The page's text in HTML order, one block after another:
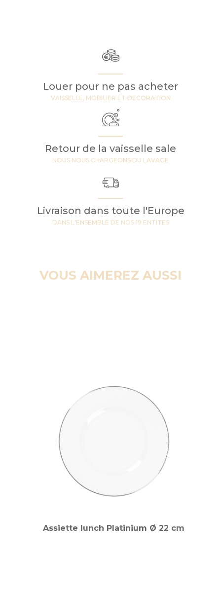
Louer pour ne pas acheter
VAISSELLE, MOBILIER ET DECORATION
Retour de la vaisselle sale
NOUS NOUS CHARGEONS DU LAVAGE
Livraison dans toute l'Europe
DANS L'ENSEMBLE DE NOS 19 ENTITES
VOUS AIMEREZ AUSSI
Assiette lunch Platinium Ø 22 cm